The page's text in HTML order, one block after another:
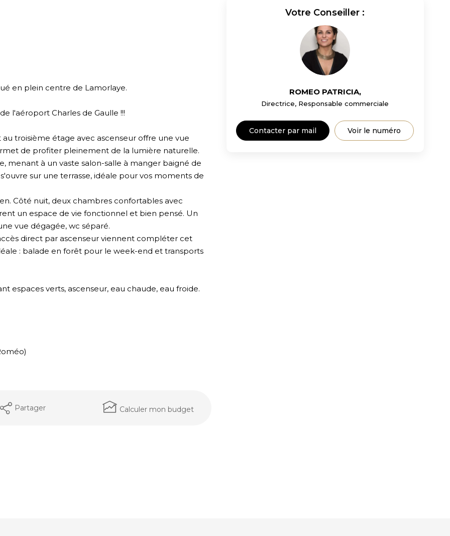
en plein centre de Lamorlaye.
l'aéroport Charles de Gaulle !!!
troisième étage avec ascenseur offre une vue
de profiter pleinement de la lumière naturelle.
menant à un vaste salon-salle à manger baigné de
sur une terrasse, idéale pour vos moments de
Côté nuit, deux chambres confortables avec
un espace de vie fonctionnel et bien pensé. Un
vue dégagée, wc séparé.
direct par ascenseur viennent compléter cet
: balade en forêt pour le week-end et transports
espaces verts, ascenseur, eau chaude, eau froide.
Partager Calculer mon budget
Votre Conseiller :
ROMEO PATRICIA,
Directrice, Responsable commerciale
Contacter par mail Voir le numéro